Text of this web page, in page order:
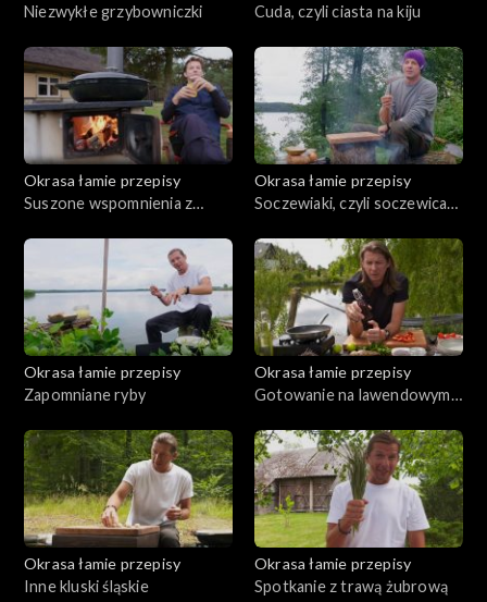
Niezwykłe grzybowniczki
Cuda, czyli ciasta na kiju
Okrasa łamie przepisy
Suszone wspomnienia z
Okrasa łamie przepisy
Soczewiaki, czyli soczewica
Okrasa łamie przepisy
Zapomniane ryby
Okrasa łamie przepisy
Gotowanie na lawendowym
Okrasa łamie przepisy
Inne kluski śląskie
Okrasa łamie przepisy
Spotkanie z trawą żubrową